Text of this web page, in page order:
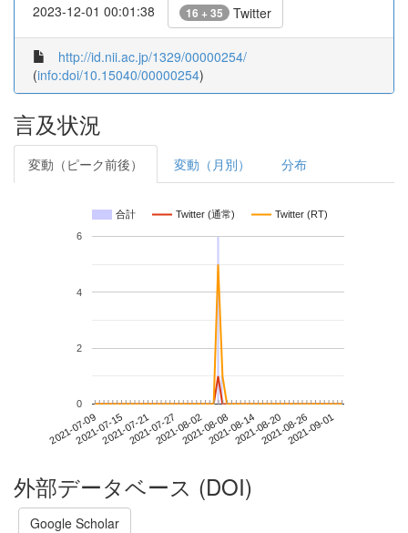
2023-12-01 00:01:38 16 + 35 Twitter
http://id.nii.ac.jp/1329/00000254/
(info:doi/10.15040/00000254)
言及状況
変動（ピーク前後） 変動（月別） 分布
合計 Twitter (通常) Twitter (RT)
2021-07-092021-07-152021-07-212021-07-272021-08-022021-08-082021-08-142021-08-202021-08-262021-09-01
0
2
4
6
外部データベース (DOI)
Google Scholar